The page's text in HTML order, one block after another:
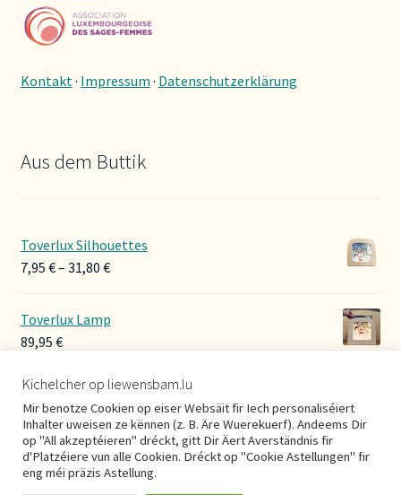
Kontakt · Impressum · Datenschutzerklärung
Aus dem Buttik
Toverlux Silhouettes
7,95 €– 31,80 €Preisspanne:
Toverlux Lamp
89,95 €
Hoerbänner Wollwalk
29,00€
Kichelcher op liewensbam.lu
Mir benotze Cookien op eiser Websäit fir Iech personaliséiert
Inhalter uweisen ze kënnen (z. B. Äre Wuerekuerf). Andeems Dir
op "All akzeptéieren" dréckt, gitt Dir Äert Averständnis fir
d'Platzéiere vun alle Cookien. Dréckt op "Cookie Astellungen" fir
eng méi präzis Astellung.